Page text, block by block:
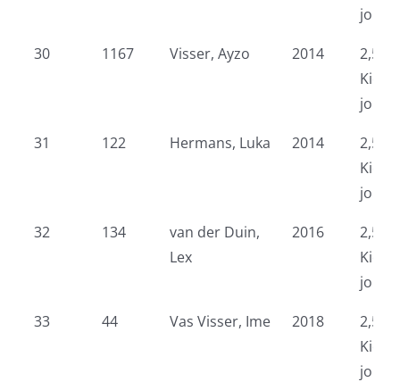
30
1167 Visser, Ayzo 2014
2,5
31
122 Hermans, Luka 2014
2,5
32
134
van der Duin,
Lex
2016
2,5
33
44 Vas Visser, Ime 2018
2,5